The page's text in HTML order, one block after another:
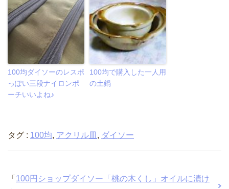
100均ダイソーのレスポ
っぽい三段ナイロンポ
ーチいいよね♪
100均で購入した一人用
の土鍋
タグ : 100均, アクリル皿 , ダイソー
「 100円ショップダイソー「桃の木くし」オイルに漬け